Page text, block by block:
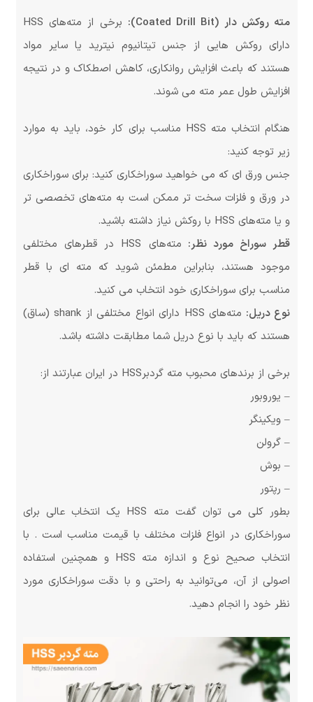
مته روکش دار (Coated Drill Bit):
برخی از مته‌های HSS
دارای روکش هایی از جنس تیتانیوم نیترید یا سایر مواد
هستند که باعث افزایش روانکاری، کاهش اصطکاک و در نتیجه
افزایش طول عمر مته می شوند.
هنگام انتخاب مته HSS مناسب برای کار خود، باید به موارد
زیر توجه کنید:
جنس ورق ای که می خواهید سوراخکاری کنید: برای سوراخکاری
در ورق و فلزات سخت تر ممکن است به مته‌های تخصصی تر
و یا مته‌های HSS با روکش نیاز داشته باشید.
قطر سوراخ مورد نظر:
مته‌های HSS در قطرهای مختلفی
موجود هستند، بنابراین مطمئن شوید که مته ای با قطر
مناسب برای سوراخکاری خود انتخاب می کنید.
نوع دریل:
مته‌های HSS دارای انواع مختلفی از shank (ساق)
هستند که باید با نوع دریل شما مطابقت داشته باشد.
برخی از برندهای محبوب مته گردبرHSS در ایران عبارتند از:
– یوروبور
– ویکینگر
– گرولن
– بوش
– رپتور
بطور کلی می توان گفت مته HSS یک انتخاب عالی برای
سوراخکاری در انواع فلزات مختلف با قیمت مناسب است . با
انتخاب صحیح نوع و اندازه مته HSS و همچنین استفاده
اصولی از آن، می‌توانید به راحتی و با دقت سوراخکاری مورد
نظر خود را انجام دهید.